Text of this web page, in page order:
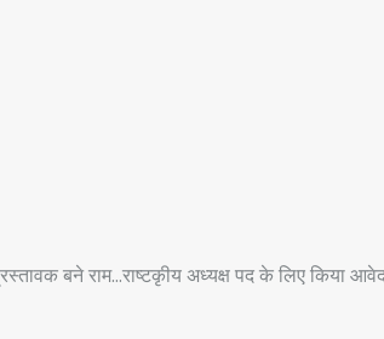
बने राम…राष्टकृीय अध्यक्ष पद के लिए किया